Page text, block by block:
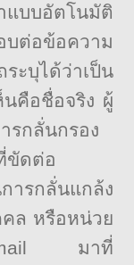
บอัตโนมัติ
บต่อข้อความ
ะบุได้ว่าเป็น
นคือชื่อจริง ผู้
รกลั่นกรอง
ขัดต่อ
ารกลั่นแกล้ง
คล หรือหน่วย
มาที่